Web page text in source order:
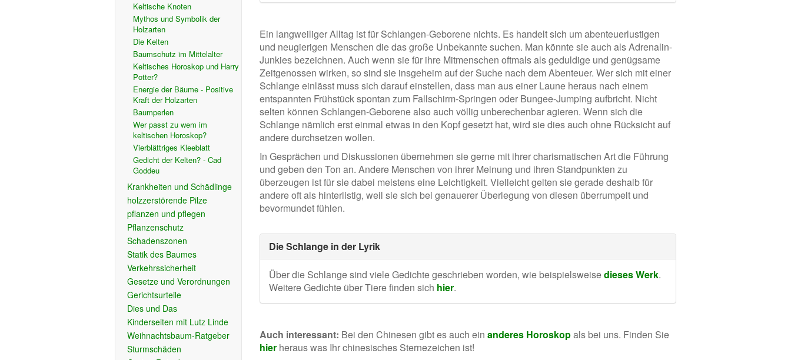
Keltische Knoten
Mythos und Symbolik der
Holzarten
Die Kelten
Baumschutz im Mittelalter
Keltisches Horoskop und Harry
Potter?
Energie der Bäume - Positive
Kraft der Holzarten
Baumperlen
Wer passt zu wem im
keltischen Horoskop?
Vierblättriges Kleeblatt
Gedicht der Kelten? - Cad
Goddeu
Krankheiten und Schädlinge
holzzerstörende Pilze
pflanzen und pflegen
Pflanzenschutz
Schadenszonen
Statik des Baumes
Verkehrssicherheit
Gesetze und Verordnungen
Gerichtsurteile
Dies und Das
Kinderseiten mit Lutz Linde
Weihnachtsbaum-Ratgeber
Sturmschäden
Ein langweiliger Alltag ist für Schlangen-Geborene nichts. Es handelt sich um abenteuerlustigen
und neugierigen Menschen die das große Unbekannte suchen. Man könnte sie auch als Adrenalin-
Junkies bezeichnen. Auch wenn sie für ihre Mitmenschen oftmals als geduldige und genügsame
Zeitgenossen wirken, so sind sie insgeheim auf der Suche nach dem Abenteuer. Wer sich mit einer
Schlange einlässt muss sich darauf einstellen, dass man aus einer Laune heraus nach einem
entspannten Frühstück spontan zum Fallschirm-Springen oder Bungee-Jumping aufbricht. Nicht
selten können Schlangen-Geborene also auch völlig unberechenbar agieren. Wenn sich die
Schlange nämlich erst einmal etwas in den Kopf gesetzt hat, wird sie dies auch ohne Rücksicht auf
andere durchsetzen wollen.
In Gesprächen und Diskussionen übernehmen sie gerne mit ihrer charismatischen Art die Führung
und geben den Ton an. Andere Menschen von ihrer Meinung und ihren Standpunkten zu
überzeugen ist für sie dabei meistens eine Leichtigkeit. Vielleicht gelten sie gerade deshalb für
andere oft als hinterlistig, weil sie sich bei genauerer Überlegung von diesen überrumpelt und
bevormundet fühlen.
Die Schlange in der Lyrik
Über die Schlange sind viele Gedichte geschrieben worden, wie beispielsweisedieses Werk.
Weitere Gedichte über Tiere finden sich hier.
Auch interessant: Bei den Chinesen gibt es auch ein anderes Horoskopals bei uns. Finden Sie
hier heraus was Ihr chinesisches Sternezeichen ist!